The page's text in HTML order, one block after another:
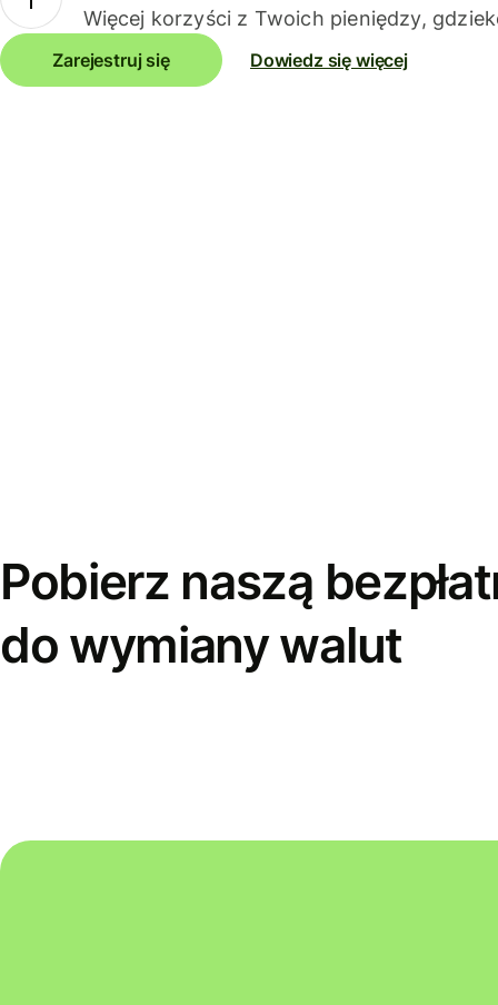
Więcej korzyści z Twoich pieniędzy,
Zarejestruj się Dowiedz się więcej
Pobierz naszą
do wymiany walut